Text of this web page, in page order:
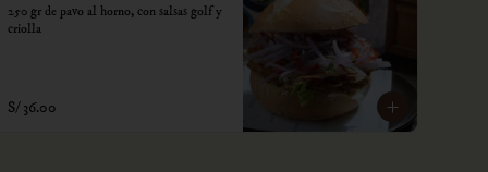
250 gr de pavo al horno, con salsas golf y
criolla
S/ 36.00